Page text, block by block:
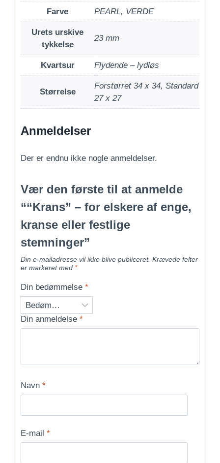
Farve PEARL, VERDE
Urets urskive
tykkelse
23 mm
Kvartsur Flydende – lydløs
Størrelse
Forstørret 34 x 34, Standard
27 x 27
Anmeldelser
Der er endnu ikke nogle anmeldelser.
Vær den første til at anmelde
““Krans” – for elskere af enge,
kranse eller festlige
stemninger”
Din e-mailadresse vil ikke blive publiceret. Krævede felter
er markeret med *
Din bedømmelse *
Din anmeldelse *
Navn *
E-mail *